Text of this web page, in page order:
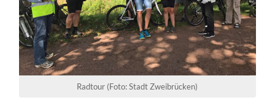
Radtour (Foto: Stadt Zweibrücken)